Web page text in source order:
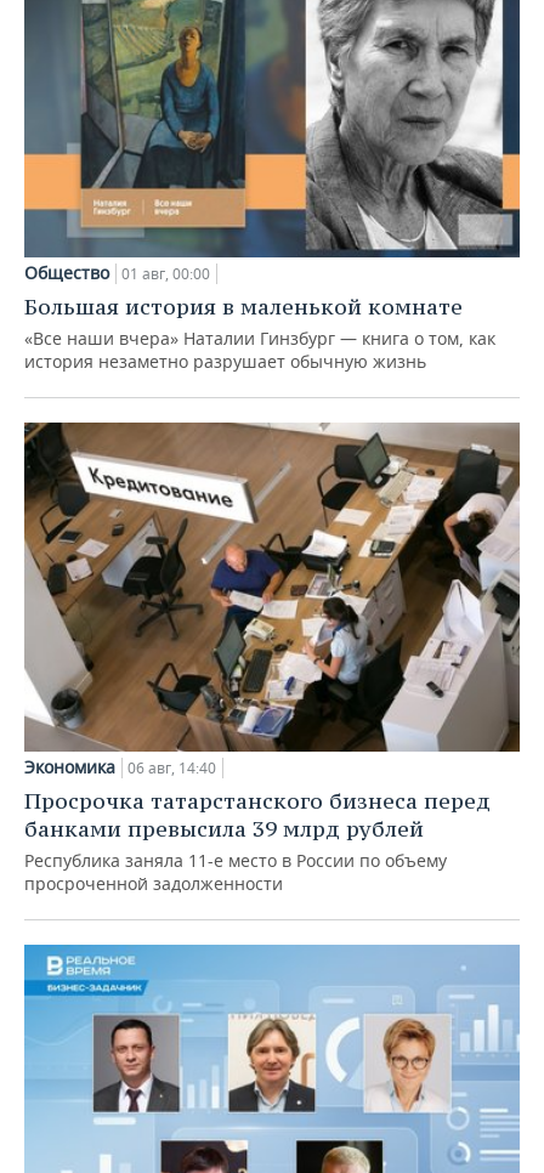
Общество 01 авг, 00:00
Большая история в маленькой комнате
«Все наши вчера» Наталии Гинзбург — книга о том, как
история незаметно разрушает обычную жизнь
Экономика 06 авг, 14:40
Просрочка татарстанского бизнеса перед
банками превысила 39 млрд рублей
Республика заняла 11-е место в России по объему
просроченной задолженности